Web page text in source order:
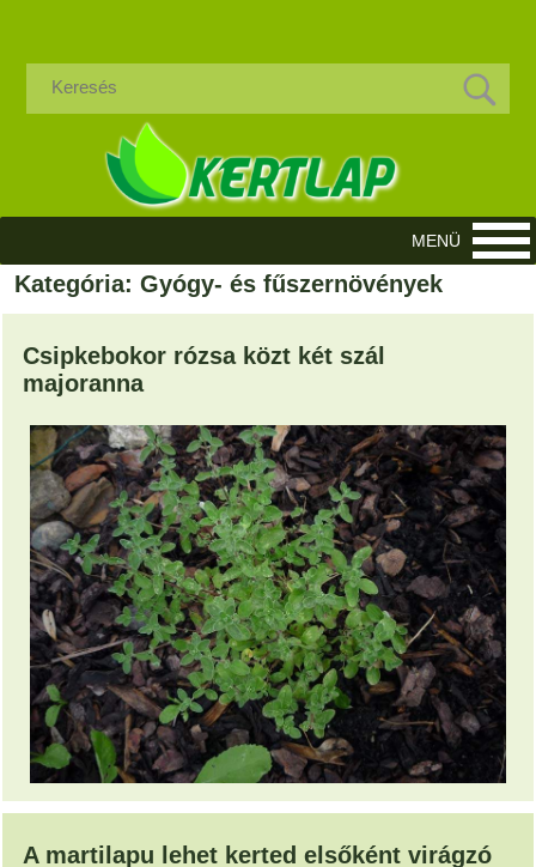
Kategória: Gyógy- és fűszernövények
Csipkebokor rózsa közt két szál
majoranna
A martilapu lehet kerted elsőként virágzó